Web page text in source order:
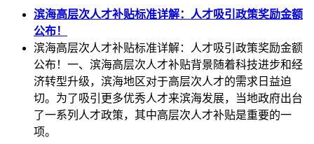
滨海高层次人才补贴标准详解：人才吸引政策奖励金额
公布！
滨海高层次人才补贴标准详解：人才吸引政策奖励金额
公布！一、滨海高层次人才补贴背景随着科技进步和经
济转型升级，滨海地区对于高层次人才的需求日益迫
切。为了吸引更多优秀人才来滨海发展，当地政府出台
了一系列人才政策，其中高层次人才补贴是重要的一
项。